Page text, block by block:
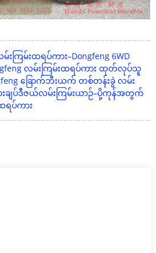
မ်းကြမ်းထရပ်ကား–Dongfeng 6WD
လမ်းကြမ်းထရပ်ကား ထုတ်လုပ်သူ
ခြောက်ဘီးယက် တစ်တန်းခွဲ လမ်း
ားချပ်ဒီဇယ်လမ်းကြမ်းယာဉ်–ပို့ကုန်အတွက်
ရပ်ကား